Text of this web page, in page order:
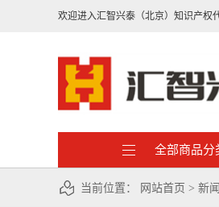
欢迎进入汇智兴泰（北京）知识产权
全部商品分
当前位置： 网站首页 > 新